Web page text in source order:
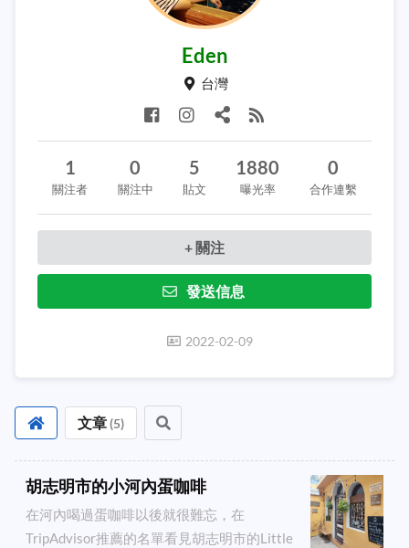
Eden
台灣
1
關注者
0
關注中
5
貼文
1880
曝光率
0
合作連繫
+ 關注
發送信息
2022-02-09
文章(5)
胡志明市的小河內蛋咖啡
在河內喝過蛋咖啡以後就很難忘，在
TripAdvisor推薦的名單看見胡志明市的Little